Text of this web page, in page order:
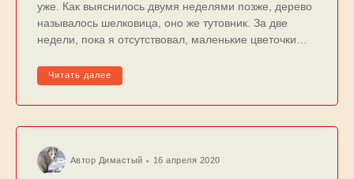
уже. Как выяснилось двумя неделями позже, дерево
называлось шелковица, оно же тутовник. За две
недели, пока я отсутствовал, маленькие цветочки…
Читать далее
Автор Димастый 16 апреля 2020